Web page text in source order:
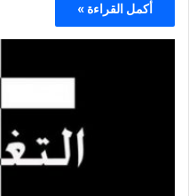
أكمل القراءة »